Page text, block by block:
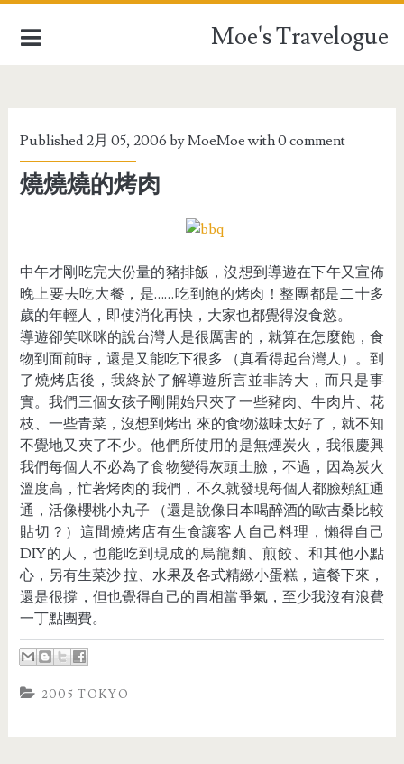
Moe's Travelogue
TAIWAN
TRAVEL STUFFFS
Published 2月 05, 2006 byMoeMoewith0 comment
燒燒燒的烤肉
中午才剛吃完大份量的豬排飯，沒想到導遊在下午又宣佈
晚上要去吃大餐，是……吃到飽的烤肉！整團都是二十多
歲的年輕人，即使消化再快，大家也都覺得沒食慾。
導遊卻笑咪咪的說台灣人是很厲害的，就算在怎麼飽，食
物到面前時，還是又能吃下很多 （真看得起台灣人）。到
了燒烤店後，我終於了解導遊所言並非誇大，而只是事
實。我們三個女孩子剛開始只夾了一些豬肉、牛肉片、花
枝、一些青菜，沒想到烤出 來的食物滋味太好了，就不知
不覺地又夾了不少。他們所使用的是無煙炭火，我很慶興
我們每個人不必為了食物變得灰頭土臉，不過，因為炭火
溫度高，忙著烤肉的 我們，不久就發現每個人都臉頰紅通
通，活像櫻桃小丸子 （還是說像日本喝醉酒的歐吉桑比較
貼切？）這間燒烤店有生食讓客人自己料理，懶得自己
DIY的人，也能吃到現成的烏龍麵、煎餃、和其他小點
心，另有生菜沙 拉、水果及各式精緻小蛋糕，這餐下來，
還是很撐，但也覺得自己的胃相當爭氣，至少我沒有浪費
一丁點團費。
2005 TOKYO